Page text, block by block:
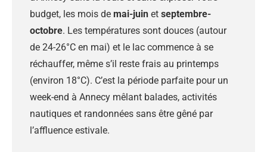
budget, les mois de mai-juin et septembre-
octobre. Les températures sont douces (autour
de 24-26°C en mai) et le lac commence à se
réchauffer, même s’il reste frais au printemps
(environ 18°C). C’est la période parfaite pour un
week-end à Annecy mêlant balades, activités
nautiques et randonnées sans être gêné par
l’affluence estivale.